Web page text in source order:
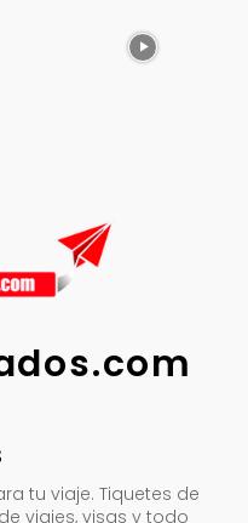
tu viaje. Tiquetes de
viajes, visas y todo